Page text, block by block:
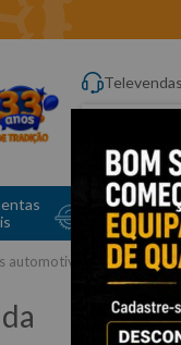
Digite aqui o
e Máquinas
automotivas especiais